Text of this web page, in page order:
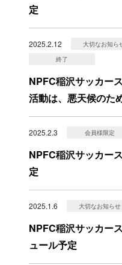
定
2025.2.12 大切なお知ら
終了
NPFC稲沢サッカー
活動は、悪天候のた
2025.2.3 会員様限定
NPFC稲沢サッカー
定
2025.1.6 大切なお知らせ
NPFC稲沢サッカー
ュール予定